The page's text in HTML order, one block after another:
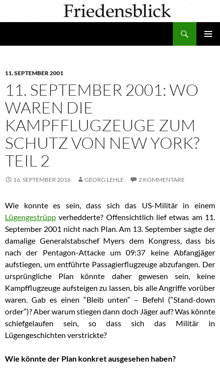
11. SEPTEMBER 2001
11. SEPTEMBER 2001: WO
WAREN DIE
KAMPFFLUGZEUGE ZUM
SCHUTZ VON NEW YORK?
TEIL 2
16. SEPTEMBER 2016 GEORG LEHLE 2 KOMMENTARE
Wie konnte es sein, dass sich das US-Militär in einem
Lügengestrüpp verhedderte? Offensichtlich lief etwas am 11.
September 2001 nicht nach Plan. Am 13. September sagteder
damalige Generalstabschef Myers dem Kongress, dass bis
nach der Pentagon-Attacke um 09:37 keine Abfangjäger
aufstiegen, um entführte Passagierflugzeuge abzufangen. Der
ursprüngliche Plan könnte daher gewesen sein, keine
Kampfflugzeuge aufsteigen zu lassen, bis alle Angriffe vorüber
waren. Gab es einen “Bleib unten” – Befehl (“Stand-down
order”)? Aber warum stiegen dann doch Jäger auf? Was könnte
schiefgelaufen sein, so dass sich das Militär in
Lügengeschichten verstrickte?
Wie könnte der Plan konkret ausgesehen haben?